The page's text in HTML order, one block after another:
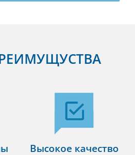
Высокое качество